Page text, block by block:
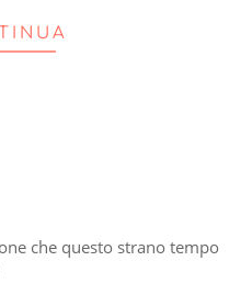
che questo strano tempo